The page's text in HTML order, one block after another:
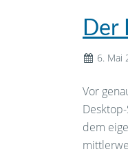
Der
6. Mai
Vor
dem